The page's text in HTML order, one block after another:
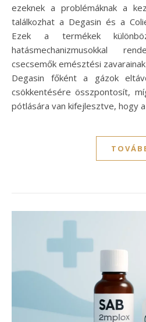
ezeknek a problémáknak a
találkozhat a Degasin és a
Ezek a termékek
hatásmechanizmusokkal
csecsemők emésztési
Degasin főként a gázok
csökkentésére összpontosít,
pótlására van kifejlesztve, hogy